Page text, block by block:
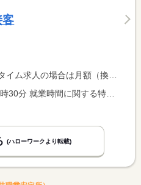
客
額）、パート求人の場合は時間額を表示しています。
(ハローワークより転載)